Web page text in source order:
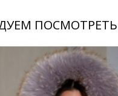
ПОСМОТРЕТЬ